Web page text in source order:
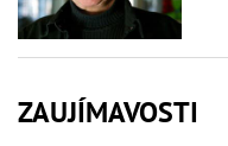
ZAUJÍMAVOSTI